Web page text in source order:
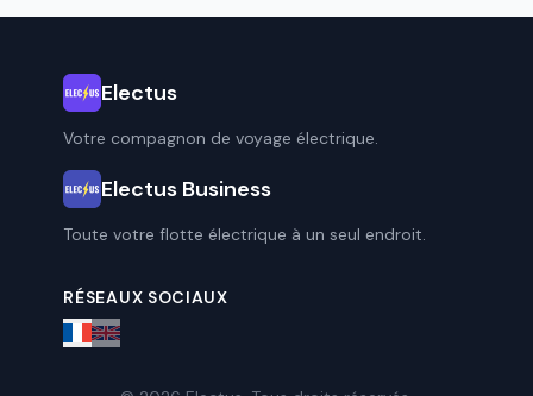
Electus
Votre compagnon de voyage électrique.
Electus Business
Toute votre flotte électrique à un seul endroit.
RÉSEAUX SOCIAUX